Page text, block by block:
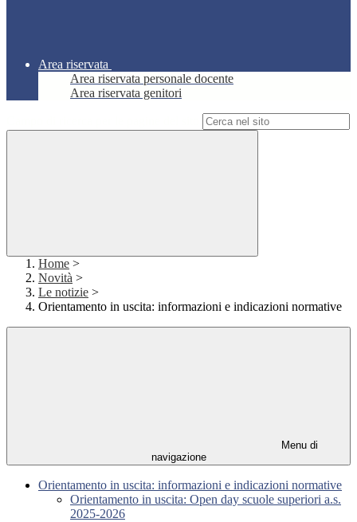
Area riservata
Area riservata personale docente
Area riservata genitori
Home >
Novità >
Le notizie >
Orientamento in uscita: informazioni e indicazioni normative
Menu di
navigazione
Orientamento in uscita: informazioni e indicazioni normative
Orientamento in uscita: Open day scuole superiori a.s.
2025-2026